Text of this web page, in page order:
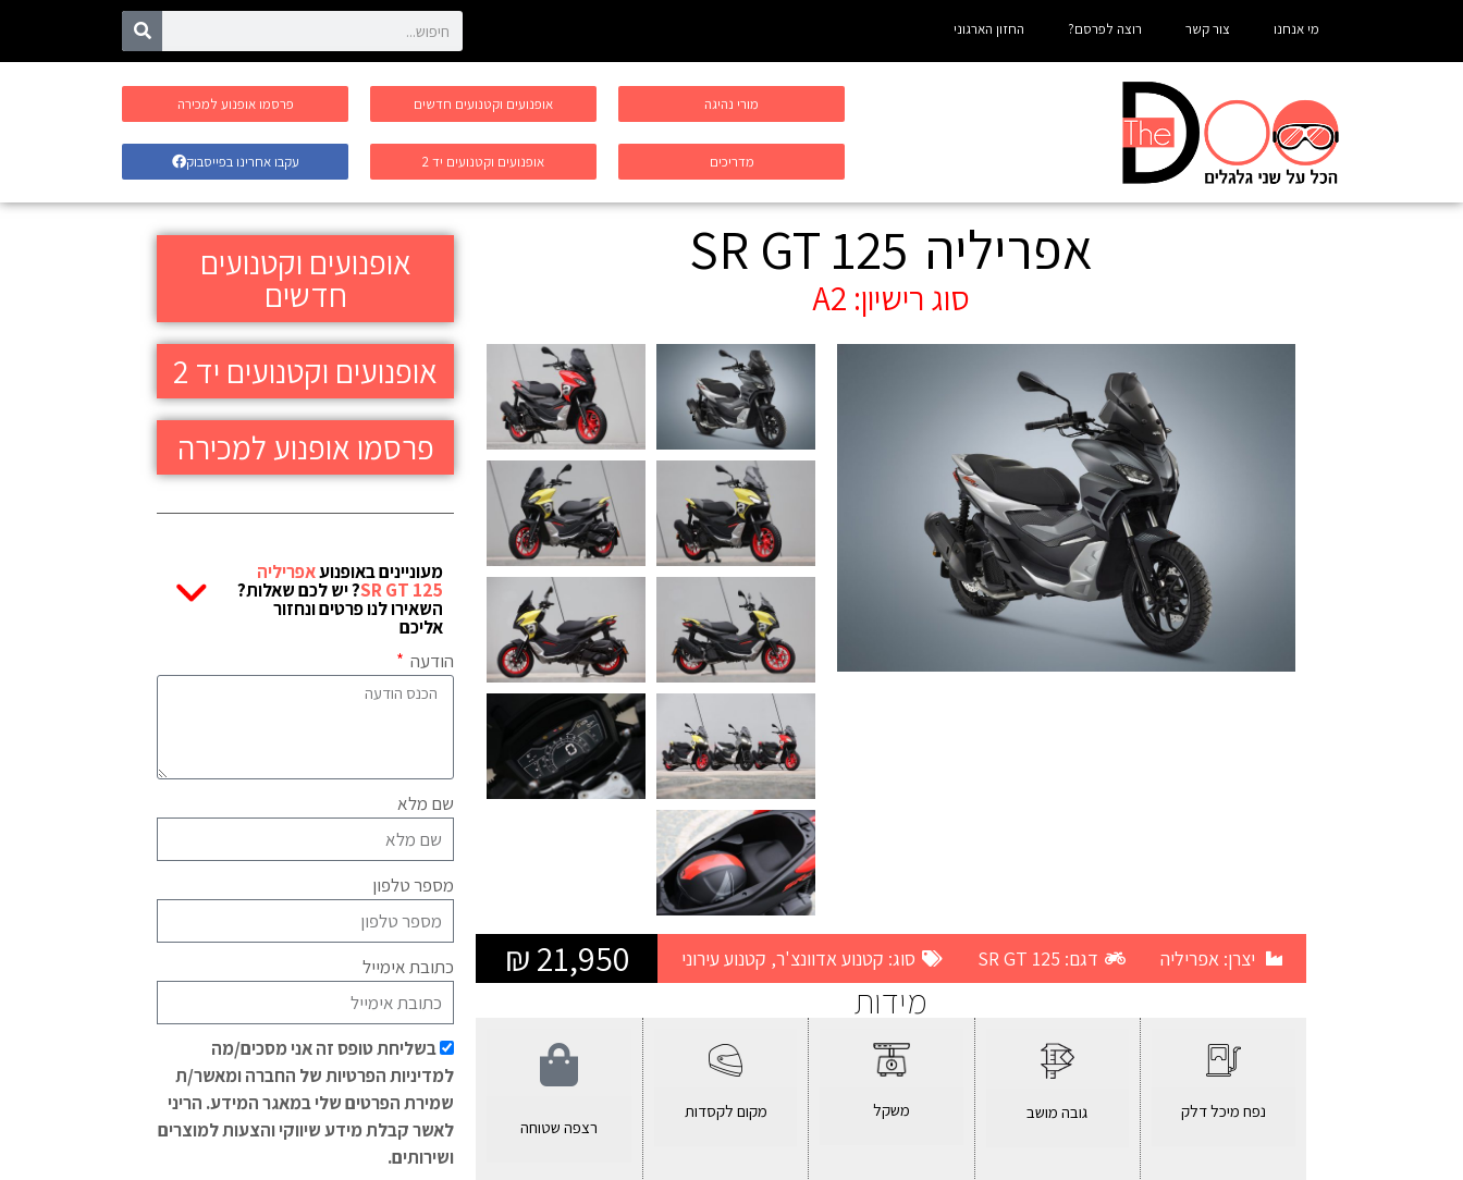
מי אנחנו צור קשר רוצה לפרסם? החזון הארגוני
מורי נהיגה
מדריכים
אופנועים וקטנועים חדשים
אופנועים וקטנועים יד 2
פרסמו אופנוע למכירה
עקבו אחרינו בפייסבוק
אפריליה SR GT 125
סוג רישיון: A2
יצרן:אפריליה דגם: SR GT 125 סוג: קטנוע אדוונצ'ר, קטנוע עירוני
21,950 ₪
מידות
נפח מיכל דלק גובה מושב משקל מקום לקסדות
רצפה שטוחה
אופנועים וקטנועים
חדשים
אופנועים וקטנועים יד 2
פרסמו אופנוע למכירה
מעוניינים באופנועאפריליה
SR GT 125? יש לכם שאלות?
השאירו לנו פרטים ונחזור
אליכם
הודעה
שם מלא
מספר טלפון
כתובת אימייל
בשליחת טופס זה אני מסכים/מה
למדיניות הפרטיות של החברה ומאשר/ת
שמירת הפרטים שלי במאגר המידע. הריני
לאשר קבלת מידע שיווקי והצעות למוצרים
ושירותים.